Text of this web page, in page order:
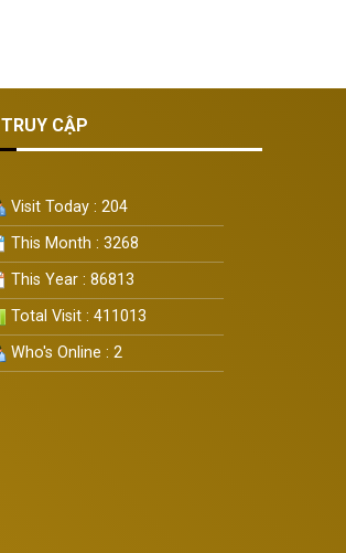
CẬP
Visit Today : 204
This Month : 3268
This Year : 86813
Total Visit : 411013
Who's Online : 2